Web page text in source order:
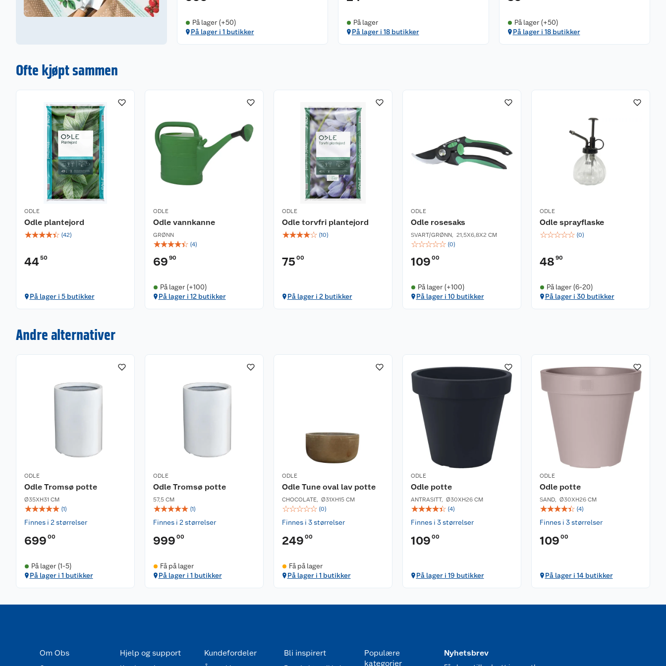
På lager (+50)
På lager i 1 butikker
På lager
På lager i 18 butikker
På lager (+50)
På lager i 18 butikker
Ofte kjøpt sammen
ODLE
Odle plantejord
☆☆☆☆☆ (42)
4450
På lager i 5 butikker
ODLE
Odle vannkanne
GRØNN
☆☆☆☆☆ (4)
69 90
På lager (+100)
På lager i 12 butikker
ODLE
Odle torvfri plantejord
☆☆☆☆☆ (10)
75 00
På lager i 2 butikker
ODLE
Odle rosesaks
SVART/GRØNN, 21,5X6,8X2 CM
☆☆☆☆☆ (0)
109 00
På lager (+100)
På lager i 10 butikker
ODLE
Odle sprayflaske
☆☆☆☆☆ (0)
48 90
På lager (6-20)
På lager i 30 butikker
Andre alternativer
ODLE
Odle Tromsø potte
Ø35XH31 CM
☆☆☆☆☆ (1)
Finnes i 2 størrelser
699 00
På lager (1-5)
På lager i 1 butikker
ODLE
Odle Tromsø potte
57,5 CM
☆☆☆☆☆ (1)
Finnes i 2 størrelser
999 00
Få på lager
På lager i 1 butikker
ODLE
Odle Tune oval lav potte
CHOCOLATE, Ø31XH15 CM
☆☆☆☆☆ (0)
Finnes i 3 størrelser
249 00
Få på lager
På lager i 1 butikker
ODLE
Odle potte
ANTRASITT, Ø30XH26 CM
☆☆☆☆☆ (4)
Finnes i 3 størrelser
109 00
På lager i 19 butikker
ODLE
Odle potte
SAND, Ø30XH26 CM
☆☆☆☆☆ (4)
Finnes i 3 størrelser
109 00
På lager i 14 butikker
Om Obs Hjelp og support Kundefordeler Bli inspirert
Populære
kategorier
Nyhetsbrev